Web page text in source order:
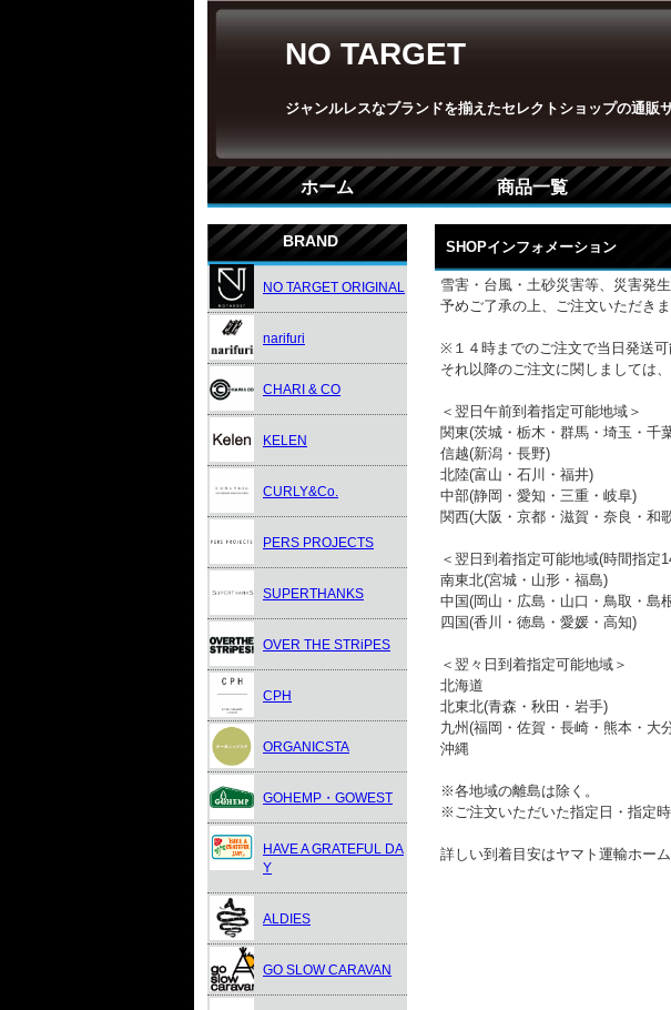
NO TARGET
ジャンルレスなブランドを揃えたセレクトショップの通販
ホーム 商品一覧
SHOPインフォメーション
雪害・台風・土砂災害等、災害発
予めご了承の上、ご注文いただき
※１４時までのご注文で当日発送
それ以降のご注文に関しましては
＜翌日午前到着指定可能地域＞
関東(茨城・栃木・群馬・埼玉・千
信越(新潟・長野)
北陸(富山・石川・福井)
中部(静岡・愛知・三重・岐阜)
関西(大阪・京都・滋賀・奈良・和
＜翌日到着指定可能地域(時間指定
南東北(宮城・山形・福島)
中国(岡山・広島・山口・鳥取・島
四国(香川・徳島・愛媛・高知)
＜翌々日到着指定可能地域＞
北海道
北東北(青森・秋田・岩手)
九州(福岡・佐賀・長崎・熊本・大
沖縄
※各地域の離島は除く。
※ご注文いただいた指定日・指定
詳しい到着目安はヤマト運輸ホー
BRAND
NO TARGET ORIGINAL
narifuri
CHARI & CO
KELEN
CURLY&Co.
PERS PROJECTS
SUPERTHANKS
OVER THE STRiPES
CPH
ORGANICSTA
GOHEMP・GOWEST
HAVE A GRATEFUL DA
Y
ALDIES
GO SLOW CARAVAN